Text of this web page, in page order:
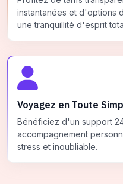
instantanées et d'options
une tranquillité d'esprit
Voyagez en Toute
Bénéficiez d'un support
accompagnement
stress et inoubliable.